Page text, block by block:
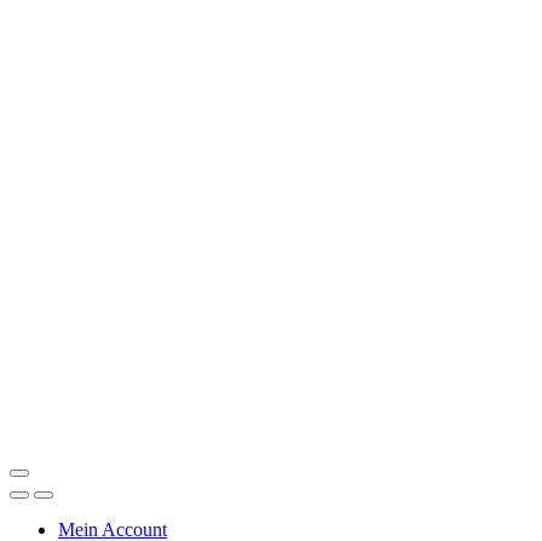
Mein Account